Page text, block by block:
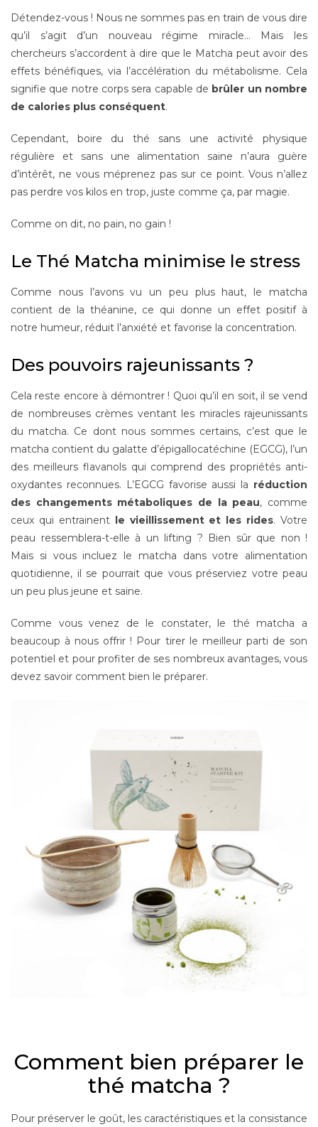
Détendez-vous ! Nous ne sommes pas en train de vous dire
qu’il s’agit d’un nouveau régime miracle… Mais les
chercheurs s’accordent à dire que le Matcha peut avoir des
effets bénéfiques, via l’accélération du métabolisme. Cela
signifie que notre corps sera capable de brûler un nombre
de calories plus conséquent.
Cependant, boire du thé sans une activité physique
régulière et sans une alimentation saine n’aura guère
d’intérêt, ne vous méprenez pas sur ce point. Vous n’allez
pas perdre vos kilos en trop, juste comme ça, par magie.
Comme on dit, no pain, no gain !
Le Thé Matcha minimise le stress
Comme nous l’avons vu un peu plus haut, le matcha
contient de la théanine, ce qui donne un effet positif à
notre humeur, réduit l’anxiété et favorise la concentration.
Des pouvoirs rajeunissants ?
Cela reste encore à démontrer ! Quoi qu’il en soit, il se vend
de nombreuses crèmes ventant les miracles rajeunissants
du matcha. Ce dont nous sommes certains, c’est que le
matcha contient du galatte d’épigallocatéchine (EGCG), l’un
des meilleurs flavanols qui comprend des propriétés anti-
oxydantes reconnues. L’EGCG favorise aussi la réduction
des changements métaboliques de la peau, comme
ceux qui entrainent le vieillissement et les rides. Votre
peau ressemblera-t-elle à un lifting ? Bien sûr que non !
Mais si vous incluez le matcha dans votre alimentation
quotidienne, il se pourrait que vous préserviez votre peau
un peu plus jeune et saine.
Comme vous venez de le constater, le thé matcha a
beaucoup à nous offrir ! Pour tirer le meilleur parti de son
potentiel et pour profiter de ses nombreux avantages, vous
devez savoir comment bien le préparer.
Comment bien préparer le
thé matcha ?
Pour préserver le goût, les caractéristiques et la consistance